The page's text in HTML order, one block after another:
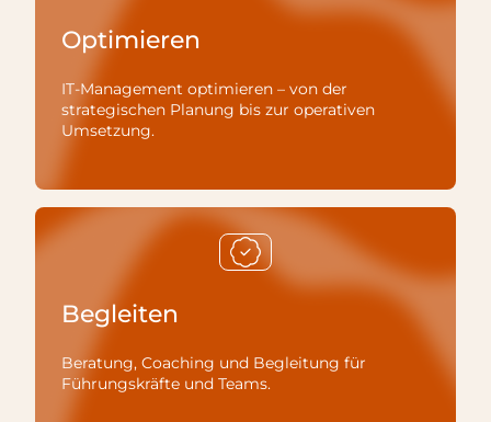
Optimieren
IT-Management optimieren – von der
strategischen Planung bis zur operativen
Umsetzung.
Begleiten
Beratung, Coaching und Begleitung für
Führungskräfte und Teams.